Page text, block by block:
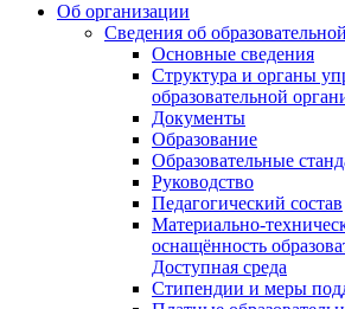
Об организации
Сведения об
Основные сведения
Структура и органы
образовательной
Документы
Образование
Образовательные
Руководство
Педагогический состав
Материально-
оснащённость
Доступная среда
Стипендии и меры